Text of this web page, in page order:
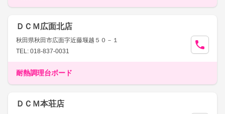
ＤＣＭ広面北店
秋田県秋田市広面字近藤堰越５０－１
TEL: 018-837-0031
耐熱調理台ボード
ＤＣＭ本荘店